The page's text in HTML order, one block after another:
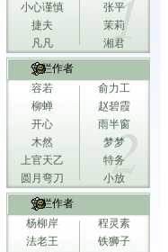
小心谨慎
张平
捷夫
茉莉
凡凡
湘君
专栏作者
容若
俞力工
柳蝉
赵碧霞
开心
雨半窗
木然
梦梦
上官天乙
特务
圆月弯刀
小放
专栏作者
杨柳岸
程灵素
法老王
铁狮子